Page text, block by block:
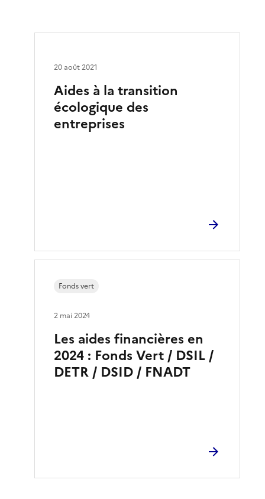
Aides à la transition
écologique des
entreprises
20 août 2021
Les aides financières en
2024 : Fonds Vert / DSIL /
DETR / DSID / FNADT
Fonds vert
2 mai 2024